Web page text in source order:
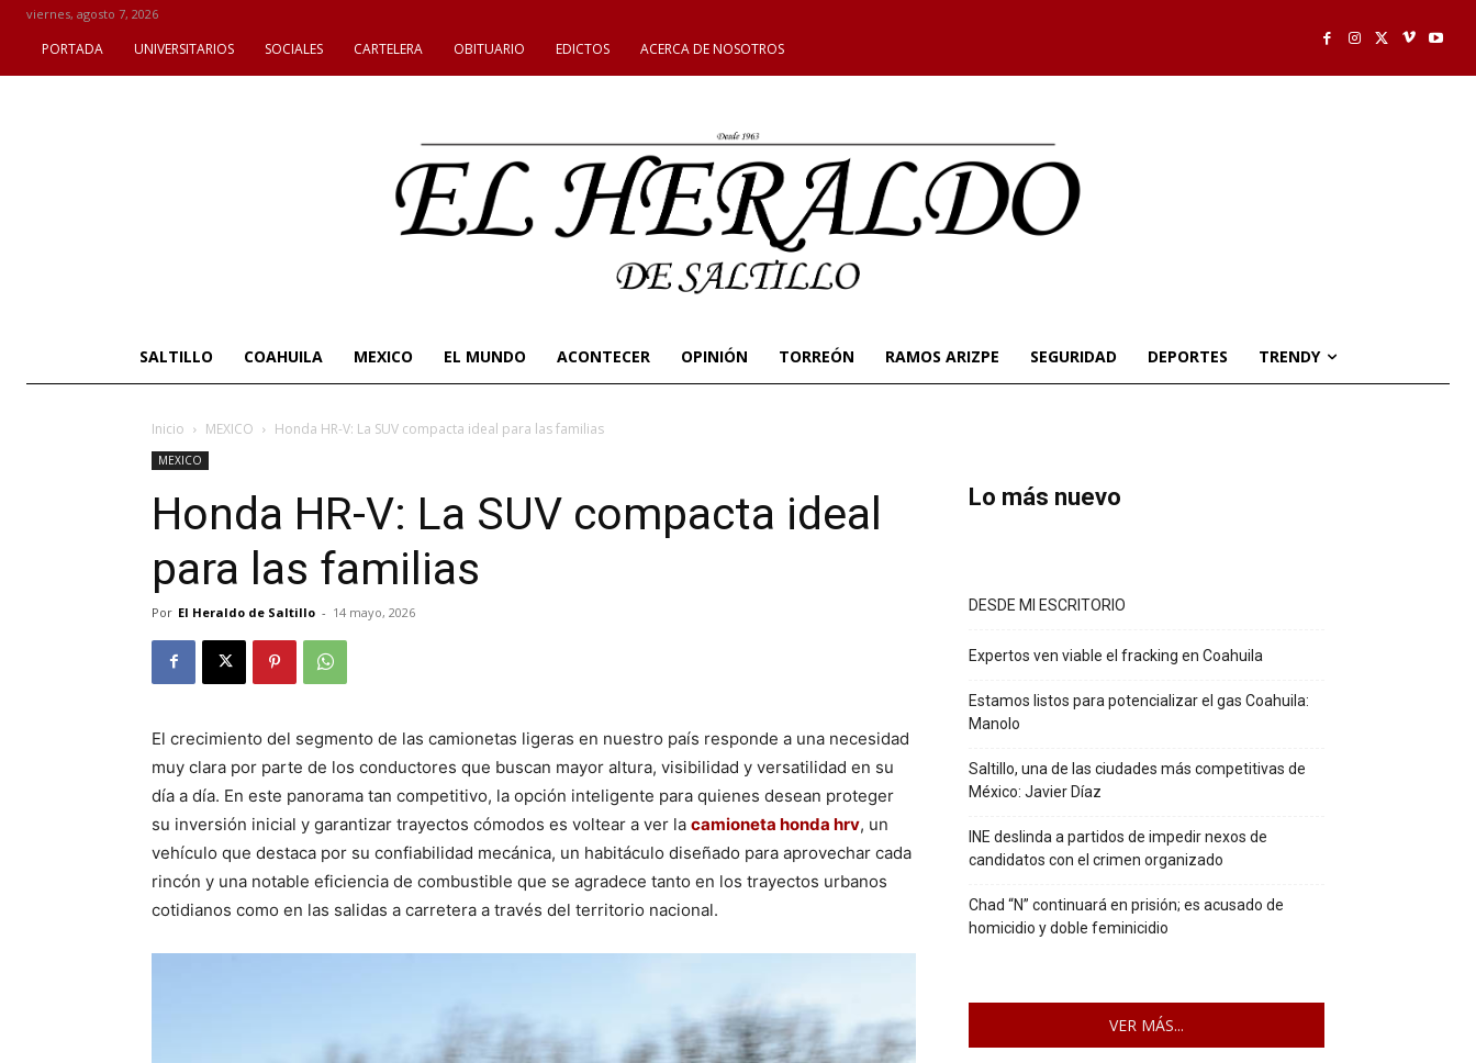
viernes, agosto 7, 2026
PORTADA UNIVERSITARIOS SOCIALES CARTELERA OBITUARIO EDICTOS ACERCA DE NOSOTROS
SALTILLO COAHUILA MEXICO EL MUNDO ACONTECER OPINIÓN TORREÓN RAMOS ARIZPE SEGURIDAD DEPORTES TRENDY
Inicio MEXICO Honda HR-V: La SUV compacta ideal para las familias
MEXICO
Honda HR-V: La SUV compacta ideal
para las familias
Por El Heraldo de Saltillo - 14 mayo, 2026
El crecimiento del segmento de las camionetas ligeras en nuestro país responde a una necesidad
muy clara por parte de los conductores que buscan mayor altura, visibilidad y versatilidad en su
día a día. En este panorama tan competitivo, la opción inteligente para quienes desean proteger
su inversión inicial y garantizar trayectos cómodos es voltear a ver la camioneta honda hrv, un
vehículo que destaca por su confiabilidad mecánica, un habitáculo diseñado para aprovechar cada
rincón y una notable eficiencia de combustible que se agradece tanto en los trayectos urbanos
cotidianos como en las salidas a carretera a través del territorio nacional.
Lo más nuevo
DESDE MI ESCRITORIO
Expertos ven viable el fracking en Coahuila
Estamos listos para potencializar el gas Coahuila:
Manolo
Saltillo, una de las ciudades más competitivas de
México: Javier Díaz
INE deslinda a partidos de impedir nexos de
candidatos con el crimen organizado
Chad “N” continuará en prisión; es acusado de
homicidio y doble feminicidio
VER MÁS...